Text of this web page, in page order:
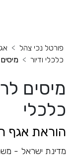
פורטל נכי צהל
כלכלי ודיור
מיסים
כלכלי
הוראת אגף
מדינת ישראל -